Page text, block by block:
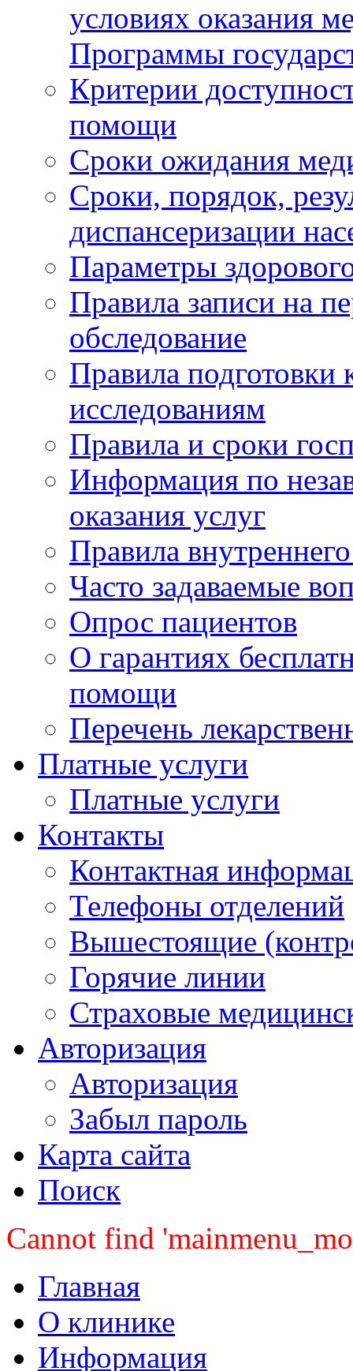
условиях оказания
Программы
Критерии
помощи
Сроки ожидания
Сроки, порядок,
диспансеризации
Параметры
Правила записи на
обследование
Правила подготовки
исследованиям
Правила и сроки
Информация по
оказания услуг
Правила
Часто задаваемые
Опрос пациентов
О гарантиях
помощи
Перечень
Платные услуги
Платные услуги
Контакты
Контактная
Телефоны отделений
Вышестоящие
Горячие линии
Страховые
Авторизация
Авторизация
Забыл пароль
Карта сайта
Поиск
Cannot find
Главная
О клинике
Информация